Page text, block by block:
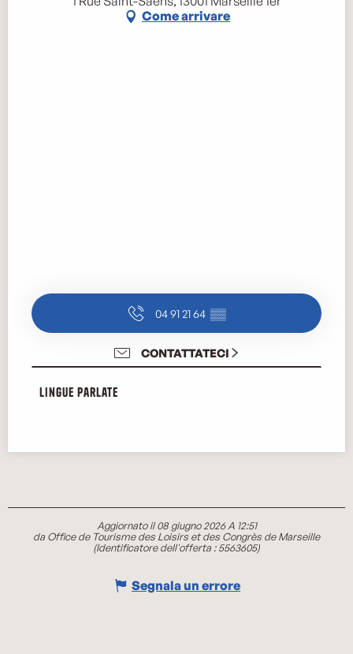
Come arrivare
04 91 21 64 ▒▒
CONTATTATECI
Lingue parlate
Lingue parlate
Aggiornato il 08 giugno 2026 A 12:51
da Office de Tourisme des Loisirs et des Congrès de Marseille
(Identificatore dell'offerta :5563605)
Segnala un errore